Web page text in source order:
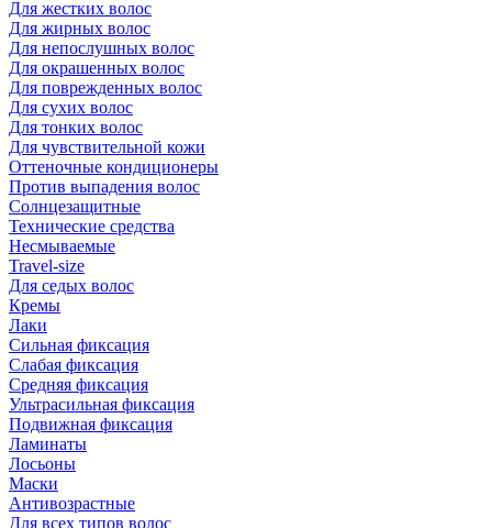
Для жестких волос
Для жирных волос
Для непослушных волос
Для окрашенных волос
Для поврежденных волос
Для сухих волос
Для тонких волос
Для чувствительной кожи
Оттеночные кондиционеры
Против выпадения волос
Солнцезащитные
Технические средства
Несмываемые
Travel-size
Для седых волос
Кремы
Лаки
Сильная фиксация
Слабая фиксация
Средняя фиксация
Ультрасильная фиксация
Подвижная фиксация
Ламинаты
Лосьоны
Маски
Антивозрастные
Для всех типов волос